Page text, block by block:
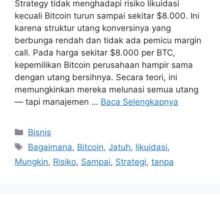
Strategy tidak menghadapi risiko likuidasi
kecuali Bitcoin turun sampai sekitar $8.000. Ini
karena struktur utang konversinya yang
berbunga rendah dan tidak ada pemicu margin
call. Pada harga sekitar $8.000 per BTC,
kepemilikan Bitcoin perusahaan hampir sama
dengan utang bersihnya. Secara teori, ini
memungkinkan mereka melunasi semua utang
— tapi manajemen … Baca Selengkapnya
Kategori
Bisnis
Tag
Bagaimana, Bitcoin,Jatuh, likuidasi,
Mungkin, Risiko, Sampai, Strategi, tanpa